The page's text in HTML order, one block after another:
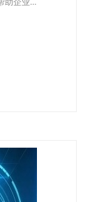
户的